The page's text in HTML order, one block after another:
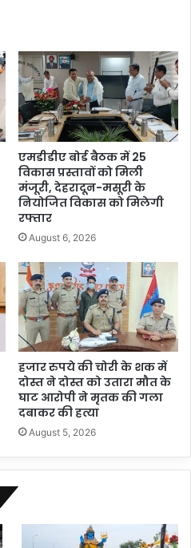
एमडीडीए बोर्ड बैठक में 25
विकास प्रस्तावों को मिली
मंजूरी, देहरादून-मसूरी के
नियोजित विकास को मिलेगी
रफ्तार
August 6, 2026
हजार रुपये की चोरी के शक में
दोस्त ने दोस्त को उतारा मौत के
घाट आरोपी ने मृतक की गला
दबाकर की हत्या
August 5, 2026